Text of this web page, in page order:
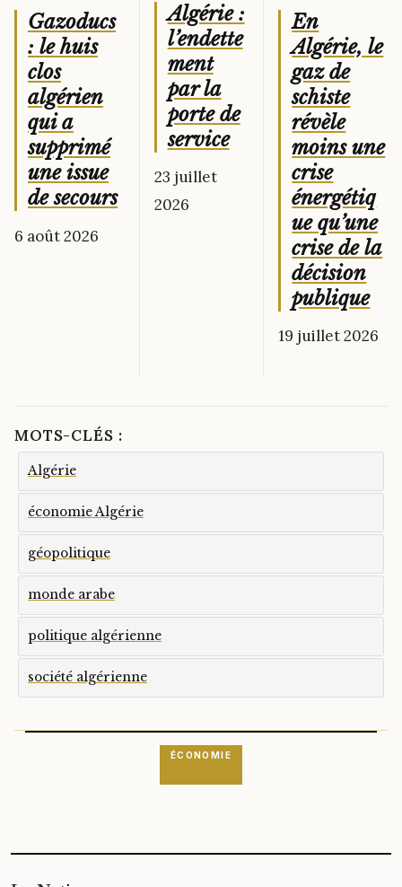
Gazoducs
: le huis
clos
algérien
qui a
supprimé
une issue
de secours
6 août 2026
Algérie :
l’endette
ment
par la
porte de
service
23 juillet
2026
En
Algérie, le
gaz de
schiste
révèle
moins une
crise
énergétiq
ue qu’une
crise de la
décision
publique
19 juillet 2026
MOTS-CLÉS :
Algérie
économie Algérie
géopolitique
monde arabe
politique algérienne
société algérienne
ÉCONOMIE